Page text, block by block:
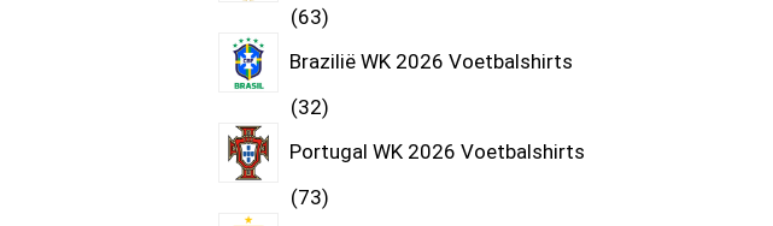
63
Brazilië WK 2026 Voetbalshirts
32
Portugal WK 2026 Voetbalshirts
73